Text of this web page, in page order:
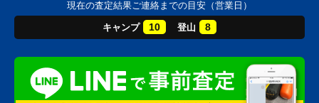
現在の査定結果ご連絡までの目安（営業日）
キャンプ 10 登山 8